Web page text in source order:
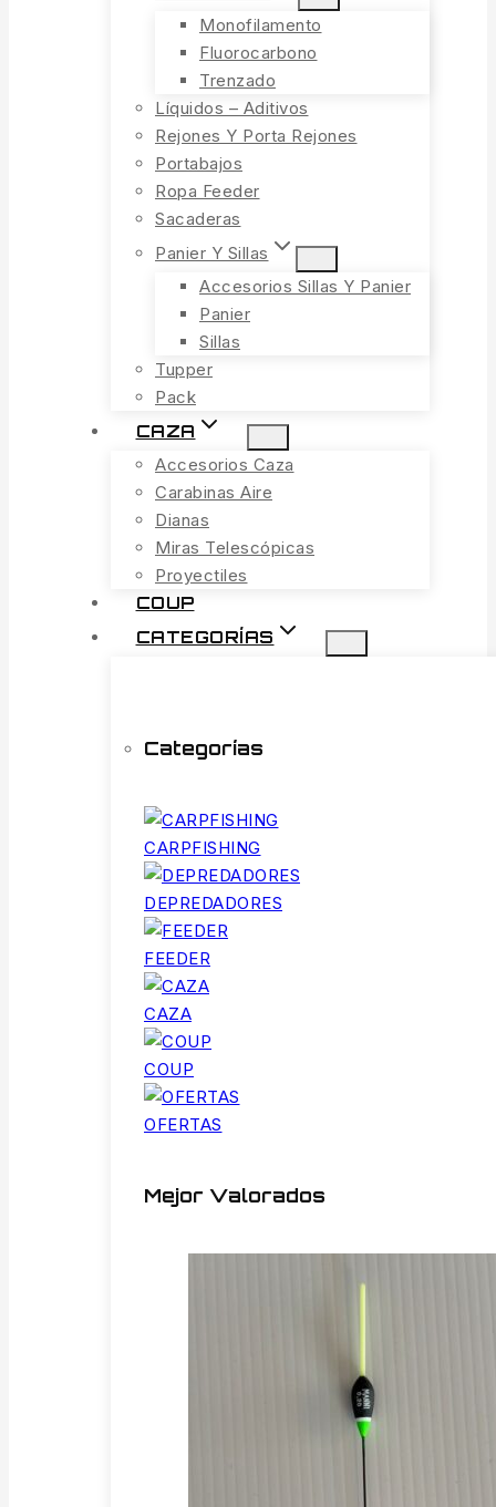
Monofilamento
Fluorocarbono
Trenzado
Líquidos – Aditivos
Rejones Y Porta Rejones
Portabajos
Ropa Feeder
Sacaderas
Panier Y Sillas
Accesorios Sillas Y Panier
Panier
Sillas
Tupper
Pack
CAZA
Accesorios Caza
Carabinas Aire
Dianas
Miras Telescópicas
Proyectiles
COUP
CATEGORÍAS
Categorías
CARPFISHING
DEPREDADORES
FEEDER
CAZA
COUP
OFERTAS
Mejor Valorados